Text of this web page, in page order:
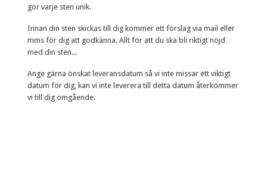
gör varje sten unik.
Innan din sten skickas till dig kommer ett förslag via mail eller
mms för dig att godkänna. Allt för att du ska bli riktigt nöjd
med din sten...
Ange gärna önskat leveransdatum så vi inte missar ett viktigt
datum för dig, kan vi inte leverera till detta datum återkommer
vi till dig omgående.